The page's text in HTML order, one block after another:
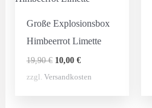
Große Explosionsbox
Himbeerrot Limette
19,90€ Ursprünglicher
war:
10,00 €Aktueller
ist:
zzgl. Versandkosten